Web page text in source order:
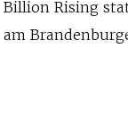
Billion Rising
am